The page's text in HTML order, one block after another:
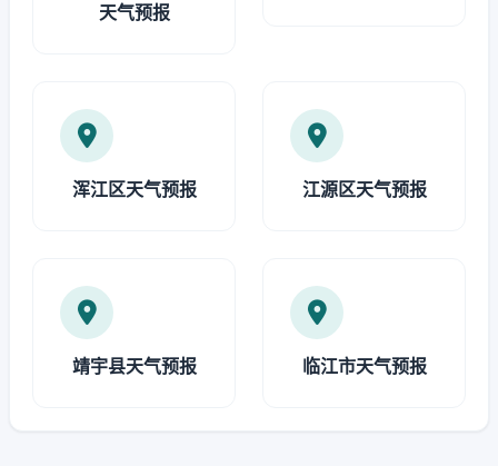
天气预报
浑江区天气预报 江源区天气预报
靖宇县天气预报 临江市天气预报